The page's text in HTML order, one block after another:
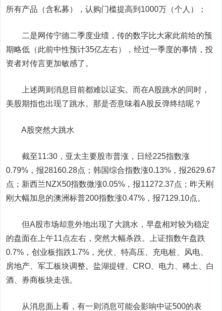
所有产品（含私募），认购门槛提高到1000万（个人）；
二是网传宁德二季度业绩，传的数字比大家此前给的预
期略低（此前中性预计35亿左右），经过一季度的事情，投
资者对传言更加敏感了。
上述两则消息目前都难以证实。而在A股跳水的同时，
美股期指也出现了跳水。那是否意味着A股反弹终结呢？
A股突然大跳水
截至11:30，亚太主要股市普涨，日经225指数涨
0.79%，报28160.28点；韩国综合指数涨0.13%，报2629.67
点；新西兰NZX50指数微涨0.05%，报11272.37点；昨天刚
刚大幅加息的澳洲标普200指数涨0.47%，报7129.10点。
但A股市场却意外地出现了大跳水，早盘相对较为稳定
的盘面在上午11点左右，突然大幅杀跌。上证指数午盘跌
0.7%，创业板指跌1.7%，光伏、特高压、充电桩、风电、
房地产、军工板块调整。盐湖提锂、CRO、电力、稀土、白
酒、券商板块走强。
从消息面上看，有一则消息可能会影响中证500的表